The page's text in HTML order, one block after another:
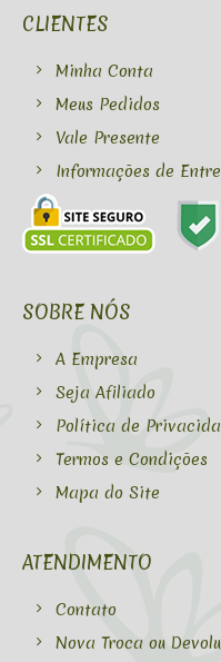
CLIENTES
Minha Conta
Meus Pedidos
Vale Presente
Informações de
SOBRE NÓS
A Empresa
Seja Afiliado
Política de
Termos e Condições
Mapa do Site
ATENDIMENTO
Contato
Nova Troca ou